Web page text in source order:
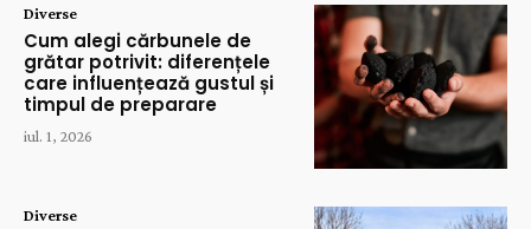
Diverse
Cum alegi cărbunele de
grătar potrivit: diferențele
care influențează gustul și
timpul de preparare
iul. 1, 2026
Diverse